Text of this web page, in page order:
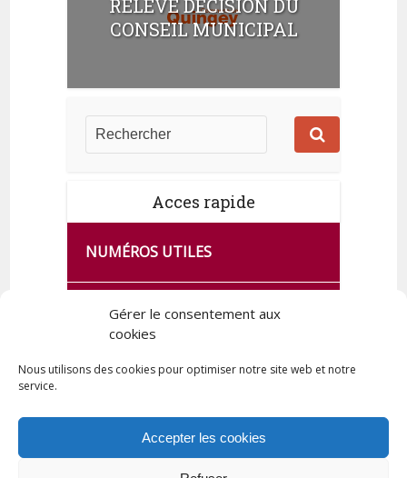
Gérer le consentement aux
cookies
Nous utilisons des cookies pour optimiser notre site web et notre
service.
Accepter les cookies
RELEVÉ DÉCISION DU
CONSEIL MUNICIPAL
Acces rapide
NUMÉROS UTILES
CA SE PASSE À FRANCE SERVICES
DE QUINGEY